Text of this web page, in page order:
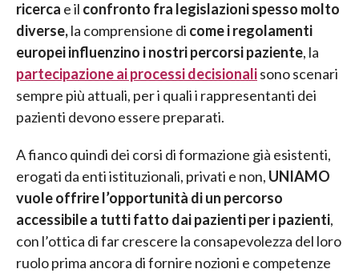
ricerca e il confronto fra legislazioni spesso molto
diverse,la comprensione di come i regolamenti
europei influenzino i nostri percorsi paziente, la
partecipazione ai processi decisionalisono scenari
sempre più attuali, per i quali i rappresentanti dei
pazienti devono essere preparati.
A fianco quindi dei corsi di formazione già esistenti,
erogati da enti istituzionali, privati e non, UNIAMO
vuole offrire l’opportunità di un percorso
accessibile a tutti fatto dai pazienti per i pazienti,
con l’ottica di far crescere la consapevolezza del loro
ruolo prima ancora di fornire nozioni e competenze